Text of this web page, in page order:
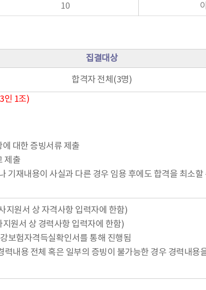
10
집결대상
합격자 전체(3명)
인 1조)
대한 증빙서류 제출
제출
기재내용이 사실과 다른 경우 임용 후에도 합격을 최소할
원서 상 자격사항 입력자에 한함)
원서 상 경력사항 입력자에 한함)
보험자격득실확인서를 통해 진행됨
내용 전체 혹은 일부의 증빙이 불가능한 경우 경력내용